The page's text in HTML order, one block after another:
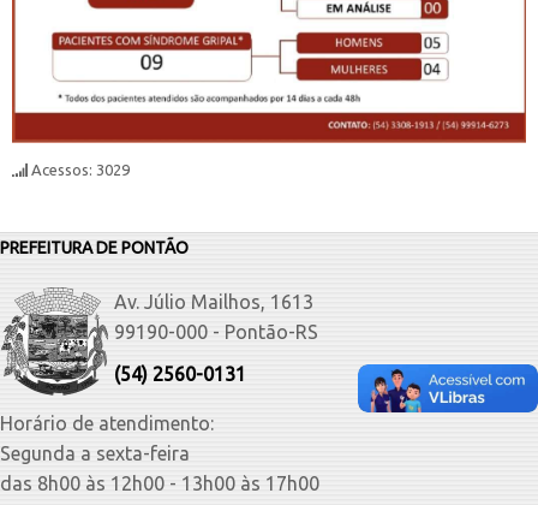
Acessos: 3029
PREFEITURA DE PONTÃO
Av. Júlio Mailhos, 1613
99190-000 - Pontão-RS
(54) 2560-0131
Horário de atendimento:
Segunda a sexta-feira
das 8h00 às 12h00 - 13h00 às 17h00